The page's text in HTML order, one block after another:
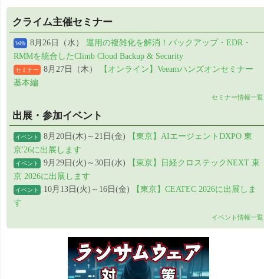
クライム主催セミナー
Web 8月26日（水） 運用の複雑化を解消！バックアップ・EDR・
RMMを統合したClimb Cloud Backup & Security
セミナー 8月27日（木）
【オンライン】Veeamハンズオンセミナー
基本編
セミナー情報一覧
出展・参加イベント
イベント 8月20日(木)～21日(金)
【東京】AIエージェントDXPO 東
京'26に出展します
イベント 9月29日(火)～30日(水)
【東京】日経クロステックNEXT 東
京 2026に出展します
イベント 10月13日(火)～16日(金)
【東京】CEATEC 2026に出展しま
す
イベント情報一覧